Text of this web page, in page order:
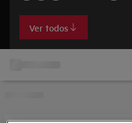
Ver todos